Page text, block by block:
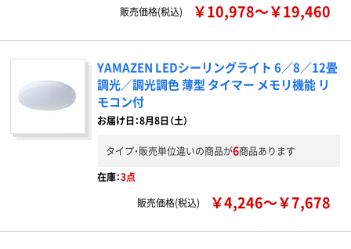
販売価格(税込)
￥10,978～￥19,460
YAMAZEN LEDシーリングライト 6／8／12畳
調光／調光調色 薄型 タイマー メモリ機能 リ
モコン付
お届け日：8月8日（土）
タイプ・販売単位違いの商品が6商品あります
在庫：3点
販売価格(税込)
￥4,246～￥7,678